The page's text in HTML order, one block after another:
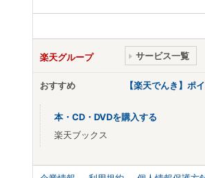
楽天グループ サービス一覧
おすすめ 【楽天でんき】ポ
本・CD・DVDを購入する
楽天ブックス